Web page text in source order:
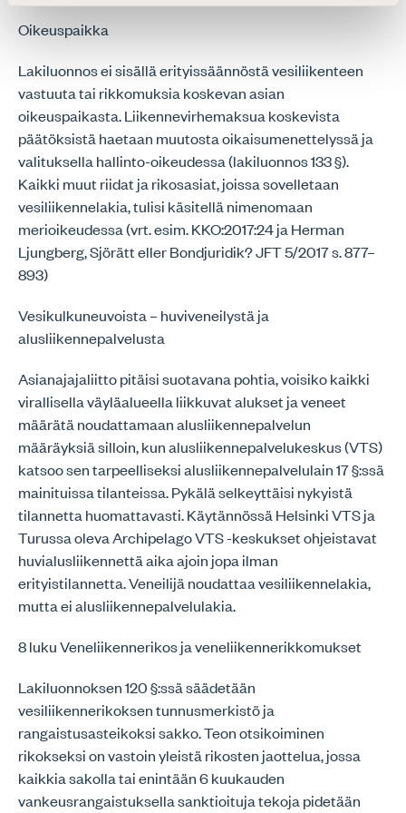
Oikeuspaikka
Lakiluonnos ei sisällä erityissäännöstä vesiliikenteen
vastuuta tai rikkomuksia koskevan asian
oikeuspaikasta. Liikennevirhemaksua koskevista
päätöksistä haetaan muutosta oikaisumenettelyssä ja
valituksella hallinto-oikeudessa (lakiluonnos 133 §).
Kaikki muut riidat ja rikosasiat, joissa sovelletaan
vesiliikennelakia, tulisi käsitellä nimenomaan
merioikeudessa (vrt. esim. KKO:2017:24 ja Herman
Ljungberg, Sjörätt eller Bondjuridik? JFT 5/2017 s. 877–
893)
Vesikulkuneuvoista – huviveneilystä ja
alusliikennepalvelusta
Asianajajaliitto pitäisi suotavana pohtia, voisiko kaikki
virallisella väyläalueella liikkuvat alukset ja veneet
määrätä noudattamaan alusliikennepalvelun
määräyksiä silloin, kun alusliikennepalvelukeskus (VTS)
katsoo sen tarpeelliseksi alusliikennepalvelulain 17 §:ssä
mainituissa tilanteissa. Pykälä selkeyttäisi nykyistä
tilannetta huomattavasti. Käytännössä Helsinki VTS ja
Turussa oleva Archipelago VTS -keskukset ohjeistavat
huvialusliikennettä aika ajoin jopa ilman
erityistilannetta. Veneilijä noudattaa vesiliikennelakia,
mutta ei alusliikennepalvelulakia.
8 luku Veneliikennerikos ja veneliikennerikkomukset
Lakiluonnoksen 120 §:ssä säädetään
vesiliikennerikoksen tunnusmerkistö ja
rangaistusasteikoksi sakko. Teon otsikoiminen
rikokseksi on vastoin yleistä rikosten jaottelua, jossa
kaikkia sakolla tai enintään 6 kuukauden
vankeusrangaistuksella sanktioituja tekoja pidetään